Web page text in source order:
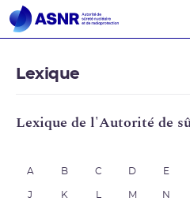
Lexique
Lexique de l'Autorité de
A B C D E
J K M N